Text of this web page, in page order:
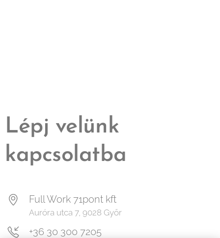
Lépj velünk
kapcsolatba
Full Work 71pont kft
Auróra utca 7, 9028 Győr
+36 30 300 7205